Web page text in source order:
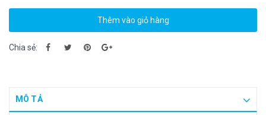
Thêm vào giỏ hàng
Chia sẻ:
MÔ TẢ